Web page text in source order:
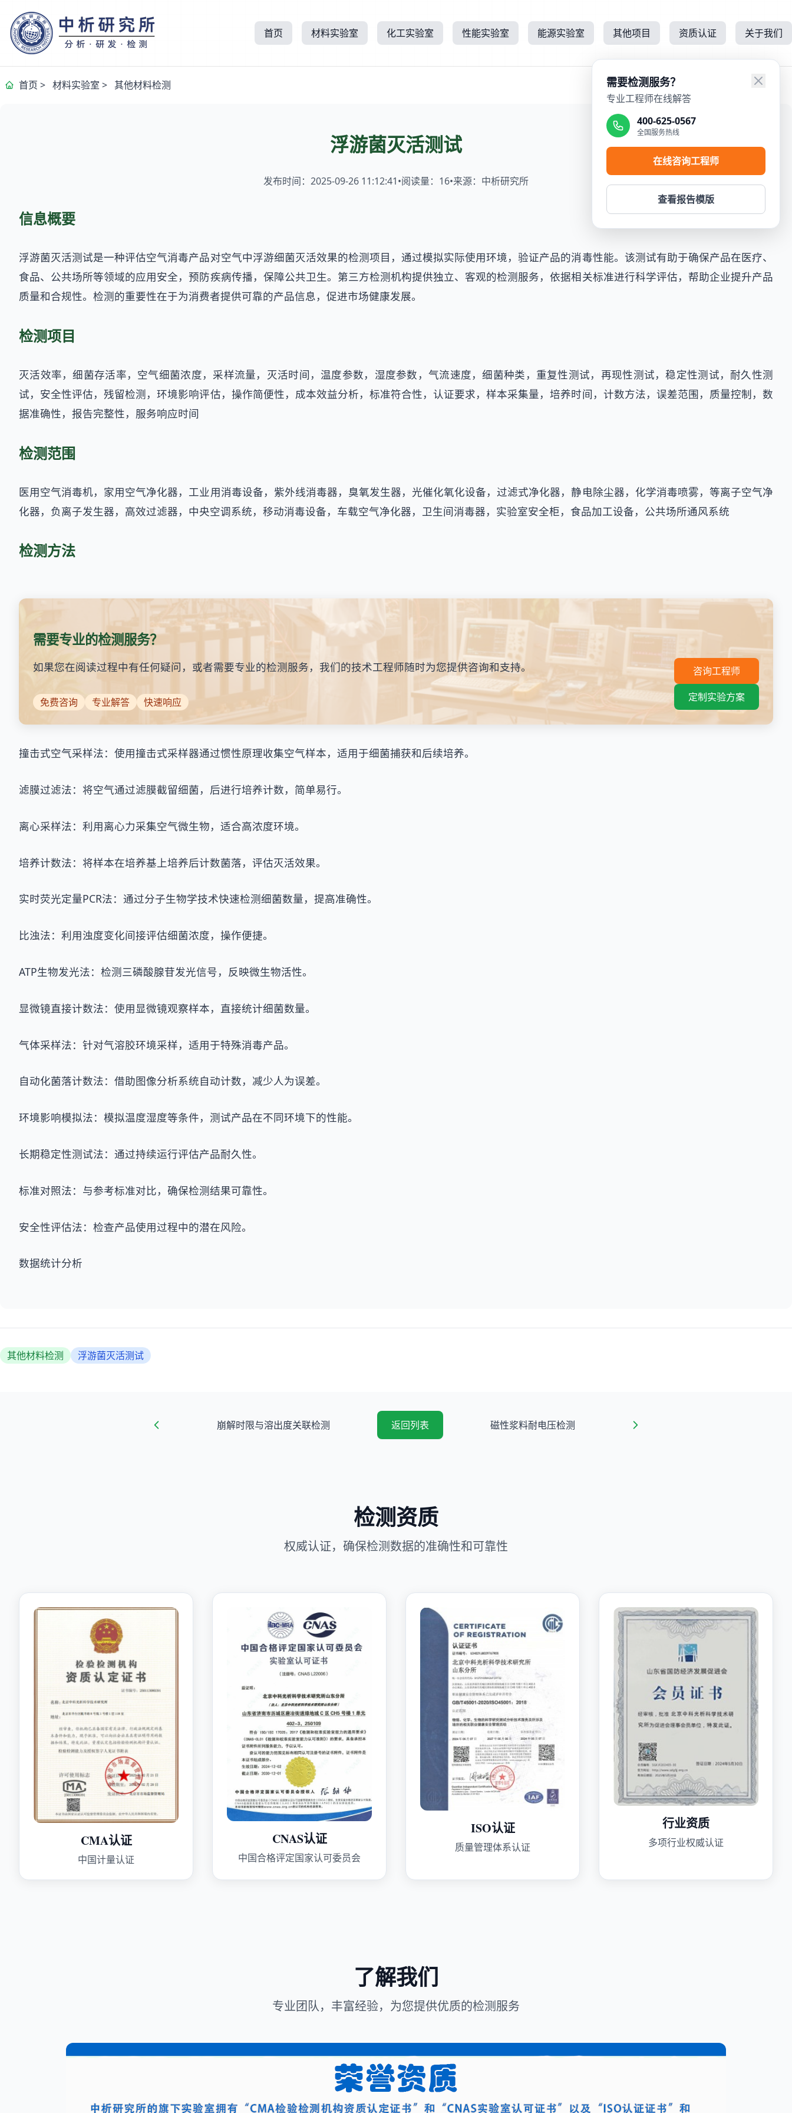
首页 材料实验室 化工实验室 性能实验室 能源实验室 其他项目 资质认证 关于我们
首页 > 材料实验室 > 其他材料检测
浮游菌灭活测试
发布时间：2025-09-26 11:12:41•阅读量： 16•来源：中析研究所
信息概要
浮游菌灭活测试是一种评估空气消毒产品对空气中浮游细菌灭活效果的检测项目，通过模拟实际使用环境，验证产品的消毒性能。该测试有助于确保产品在医疗、
食品、公共场所等领域的应用安全，预防疾病传播，保障公共卫生。第三方检测机构提供独立、客观的检测服务，依据相关标准进行科学评估，帮助企业提升产品
质量和合规性。检测的重要性在于为消费者提供可靠的产品信息，促进市场健康发展。
检测项目
灭活效率，细菌存活率，空气细菌浓度，采样流量，灭活时间，温度参数，湿度参数，气流速度，细菌种类，重复性测试，再现性测试，稳定性测试，耐久性测
试，安全性评估，残留检测，环境影响评估，操作简便性，成本效益分析，标准符合性，认证要求，样本采集量，培养时间，计数方法，误差范围，质量控制，数
据准确性，报告完整性，服务响应时间
检测范围
医用空气消毒机，家用空气净化器，工业用消毒设备，紫外线消毒器，臭氧发生器，光催化氧化设备，过滤式净化器，静电除尘器，化学消毒喷雾，等离子空气净
化器，负离子发生器，高效过滤器，中央空调系统，移动消毒设备，车载空气净化器，卫生间消毒器，实验室安全柜，食品加工设备，公共场所通风系统
检测方法
需要专业的检测服务？
如果您在阅读过程中有任何疑问，或者需要专业的检测服务，我们的技术工程师随时为您提供咨询和支持。
免费咨询 专业解答 快速响应
咨询工程师
定制实验方案
撞击式空气采样法：使用撞击式采样器通过惯性原理收集空气样本，适用于细菌捕获和后续培养。
滤膜过滤法：将空气通过滤膜截留细菌，后进行培养计数，简单易行。
离心采样法：利用离心力采集空气微生物，适合高浓度环境。
培养计数法：将样本在培养基上培养后计数菌落，评估灭活效果。
实时荧光定量PCR法：通过分子生物学技术快速检测细菌数量，提高准确性。
比浊法：利用浊度变化间接评估细菌浓度，操作便捷。
ATP生物发光法：检测三磷酸腺苷发光信号，反映微生物活性。
显微镜直接计数法：使用显微镜观察样本，直接统计细菌数量。
气体采样法：针对气溶胶环境采样，适用于特殊消毒产品。
自动化菌落计数法：借助图像分析系统自动计数，减少人为误差。
环境影响模拟法：模拟温度湿度等条件，测试产品在不同环境下的性能。
长期稳定性测试法：通过持续运行评估产品耐久性。
标准对照法：与参考标准对比，确保检测结果可靠性。
安全性评估法：检查产品使用过程中的潜在风险。
数据统计分析
其他材料检测 浮游菌灭活测试
崩解时限与溶出度关联检测 返回列表 磁性浆料耐电压检测
检测资质
权威认证，确保检测数据的准确性和可靠性
CMA认证
中国计量认证
CNAS认证
中国合格评定国家认可委员会
ISO认证
质量管理体系认证
行业资质
多项行业权威认证
了解我们
专业团队，丰富经验，为您提供优质的检测服务
需要检测服务？
专业工程师在线解答
400-625-0567
全国服务热线
在线咨询工程师
查看报告模版